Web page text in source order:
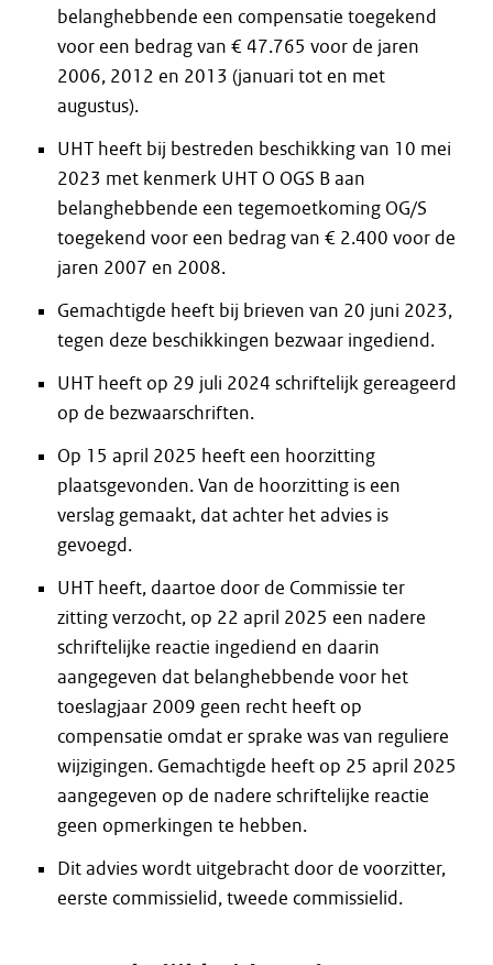
belanghebbende een compensatie toegekend
voor een bedrag van € 47.765 voor de jaren
2006, 2012 en 2013 (januari tot en met
augustus).
UHT heeft bij bestreden beschikking van 10 mei
2023 met kenmerk UHT O OGS B aan
belanghebbende een tegemoetkoming OG/S
toegekend voor een bedrag van € 2.400 voor de
jaren 2007 en 2008.
Gemachtigde heeft bij brieven van 20 juni 2023,
tegen deze beschikkingen bezwaar ingediend.
UHT heeft op 29 juli 2024 schriftelijk gereageerd
op de bezwaarschriften.
Op 15 april 2025 heeft een hoorzitting
plaatsgevonden. Van de hoorzitting is een
verslag gemaakt, dat achter het advies is
gevoegd.
UHT heeft, daartoe door de Commissie ter
zitting verzocht, op 22 april 2025 een nadere
schriftelijke reactie ingediend en daarin
aangegeven dat belanghebbende voor het
toeslagjaar 2009 geen recht heeft op
compensatie omdat er sprake was van reguliere
wijzigingen. Gemachtigde heeft op 25 april 2025
aangegeven op de nadere schriftelijke reactie
geen opmerkingen te hebben.
Dit advies wordt uitgebracht door de voorzitter,
eerste commissielid, tweede commissielid.